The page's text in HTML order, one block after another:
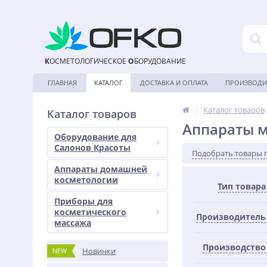
КОСМЕТОЛОГИЧЕСКОЕ ОБОРУДОВАНИЕ
ГЛАВНАЯ КАТАЛОГ ДОСТАВКА И ОПЛАТА
Каталог товаров
Оборудование для
Салонов Красоты
Аппараты домашней
косметологии
Приборы для
косметического
массажа
NEW Новинки
| Каталог товаров
Аппараты
Подобрать товары
Тип товара
Производитель
Производство